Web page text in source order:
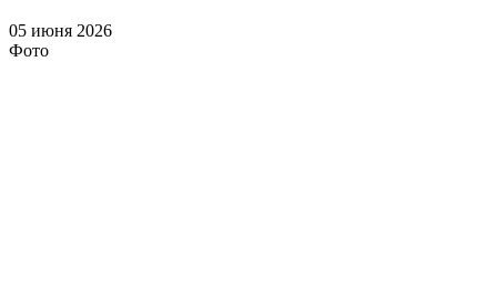
05 июня 2026
Фото